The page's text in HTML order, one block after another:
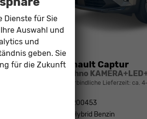
Renault Captur
Techno
unverbindliche Lieferzeit: ca.
200453
Hybrid Benzin
Dienste für Sie
Auswahl und
und
geben. Sie
für die Zukunft